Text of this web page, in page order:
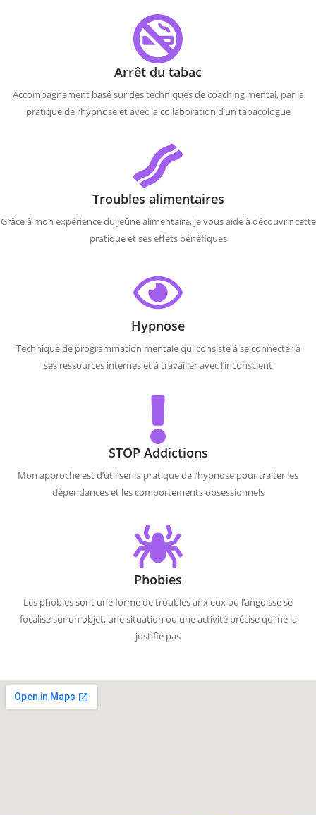
Arrêt du tabac
Accompagnement basé sur des techniques de coaching mental, par la
pratique de l’hypnose et avec la collaboration d’un tabacologue
Troubles alimentaires
Grâce à mon expérience du jeûne alimentaire, je vous aide à découvrir cette
pratique et ses effets bénéfiques
Hypnose
Technique de programmation mentale qui consiste à se connecter à
ses ressources internes et à travailler avec l’inconscient
STOP Addictions
Mon approche est d’utiliser la pratique de l’hypnose pour traiter les
dépendances et les comportements obsessionnels
Phobies
Les phobies sont une forme de troubles anxieux où l’angoisse se
focalise sur un objet, une situation ou une activité précise qui ne la
justifie pas